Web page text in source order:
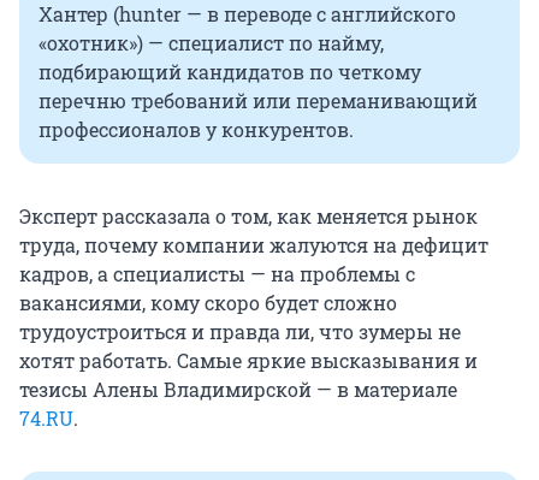
Хантер (hunter — в переводе с английского
«охотник») — специалист по найму,
подбирающий кандидатов по четкому
перечню требований или переманивающий
профессионалов у конкурентов.
Эксперт рассказала о том, как меняется рынок
труда, почему компании жалуются на дефицит
кадров, а специалисты — на проблемы с
вакансиями, кому скоро будет сложно
трудоустроиться и правда ли, что зумеры не
хотят работать. Самые яркие высказывания и
тезисы Алены Владимирской — в материале
74.RU.